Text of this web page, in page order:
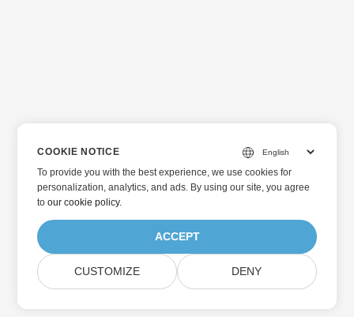
COOKIE NOTICE
To provide you with the best experience, we use cookies for
personalization, analytics, and ads. By using our site, you agree
toour cookie policy.
ACCEPT
CUSTOMIZE DENY